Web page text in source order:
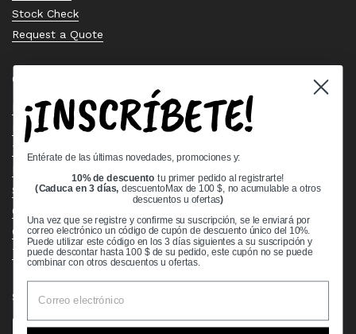
Stock Check
Request a Quote
Quick links
Bearing Knowledge Center
Privacy Policy
Terms & Conditions
Shipping Policy
Open Cookie Banner
Comprehensive Guide to Ball Bearings
Track your Order
Supported payment methods
¡INSCRÍBETE!
Entérate de las últimas novedades, promociones y:
10% de descuento tu primer pedido al registrarte!
(Caduca en 3 días,descuentoMax de 100 $, no acumulable a otros
descuentos u ofertas)
Una vez que se registre y confirme su suscripción, se le enviará por
correo electrónico un código de cupón de descuento único del 10%.
Puede utilizar este código en los 3 días siguientes a su suscripción y
puede descontar hasta 100 $ de su pedido, este cupón no se puede
combinar con otros descuentos u ofertas.